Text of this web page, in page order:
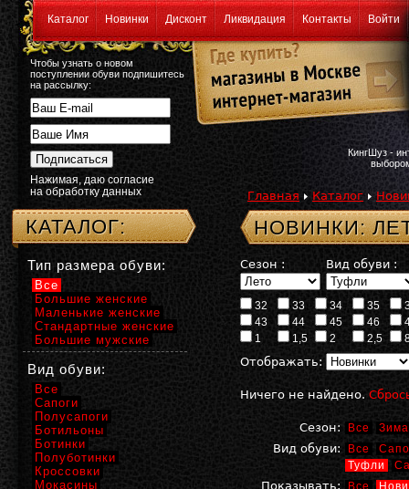
Каталог Новинки Дисконт Ликвидация Контакты Войти
Чтобы узнать о новом
поступлении обуви подпишитесь
на рассылку:
Нажимая, даю согласие
на обработку данных
КингШуз -
Главная Каталог
НОВИНКИ:
Сезон : Вид обуви :
32 33 34 35
43
44 45 46
1
1,5 2 2,5
Отображать:
Ничего не найдено.
Сезон: Все Зима
Вид обуви: Все
Туфли
Показывать: Все
КАТАЛОГ:
Тип размера обуви:
Все
Большие женские
Маленькие женские
Стандартные женские
Большие мужские
Вид обуви:
Все
Сапоги
Полусапоги
Ботильоны
Ботинки
Полуботинки
Кроссовки
Мокасины